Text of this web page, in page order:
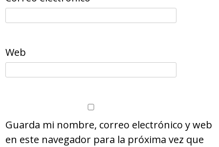
Web
Guarda mi nombre, correo electrónico y web
en este navegador para la próxima vez que